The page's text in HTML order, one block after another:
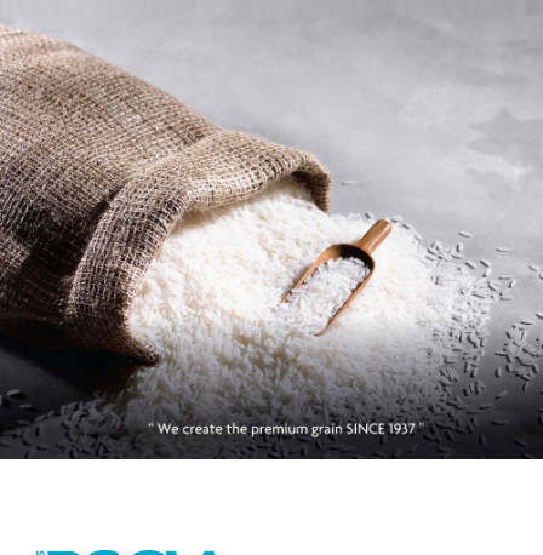
“ 从心至餐桌上的紧致和新鲜 ”
“ 每天精心选择的大米 ”
“ 优质且物超所值的大米 ”